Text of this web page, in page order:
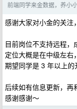
前端同学来金数据，养小
感谢大家对小金的关注
目前岗位不支持远程，
定位大概是在中级左右
期望同学是 3 年以上的
后续如有信息更新，再
感谢感谢～